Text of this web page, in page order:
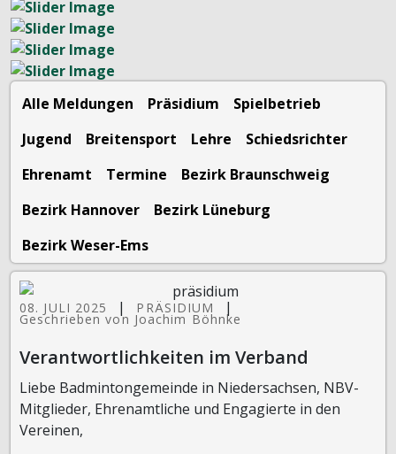
Alle Meldungen Präsidium
Spielbetrieb
Jugend
Breitensport Lehre
Schiedsrichter
Ehrenamt
Termine
Bezirk Braunschweig
Bezirk Hannover
Bezirk Lüneburg
Bezirk Weser-Ems
08. JULI 2025 | PRÄSIDIUM |
Geschrieben von Joachim Böhnke
Verantwortlichkeiten im Verband
Liebe Badmintongemeinde in Niedersachsen, NBV-
Mitglieder, Ehrenamtliche und Engagierte in den
Vereinen,